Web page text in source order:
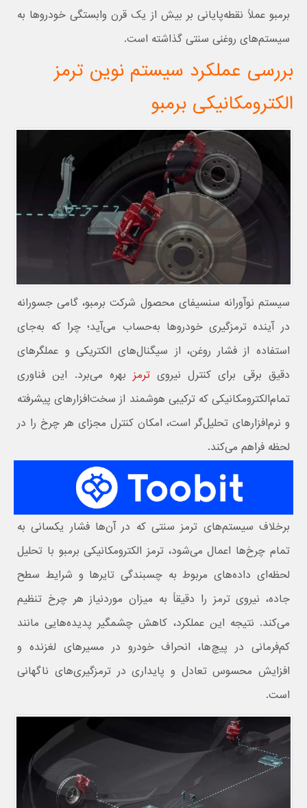
برمبو عملاً نقطه‌پایانی بر بیش از یک قرن وابستگی خودروها به
سیستم‌های روغنی سنتی گذاشته است.
بررسی عملکرد سیستم نوین ترمز
الکترومکانیکی برمبو
سیستم نوآورانه سنسیفای محصول شرکت برمبو، گامی جسورانه
در آینده ترمزگیری خودروها به‌حساب می‌آید؛ چرا که به‌جای
استفاده از فشار روغن، از سیگنال‌های الکتریکی و عملگرهای
دقیق برقی برای کنترل نیرویترمز بهره می‌برد. این فناوری
تمام‌الکترومکانیکی که ترکیبی هوشمند از سخت‌افزارهای پیشرفته
و نرم‌افزارهای تحلیل‌گر است، امکان کنترل مجزای هر چرخ را در
لحظه فراهم می‌کند.
برخلاف سیستم‌های ترمز سنتی که در آن‌ها فشار یکسانی به
تمام چرخ‌ها اعمال می‌شود، ترمز الکترومکانیکی برمبو با تحلیل
لحظه‌ای داده‌های مربوط به چسبندگی تایرها و شرایط سطح
جاده، نیروی ترمز را دقیقاً به میزان موردنیاز هر چرخ تنظیم
می‌کند. نتیجه این عملکرد، کاهش چشمگیر پدیده‌هایی مانند
کم‌فرمانی در پیچ‌ها، انحراف خودرو در مسیرهای لغزنده و
افزایش محسوس تعادل و پایداری در ترمزگیری‌های ناگهانی
است.